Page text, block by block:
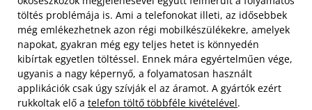
töltés problémája is. Ami a telefonokat illeti, az idősebbek
még emlékezhetnek azon régi mobilkészülékekre, amelyek
napokat, gyakran még egy teljes hetet is könnyedén
kibírtak egyetlen töltéssel. Ennek mára egyértelműen vége,
ugyanis a nagy képernyő, a folyamatosan használt
applikációk csak úgy szívják el az áramot. A gyártók ezért
rukkoltak elő a telefon töltő többféle kivételével.